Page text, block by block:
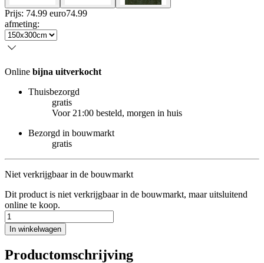
Prijs: 74.99 euro74.99
afmeting:
Online bijna uitverkocht
Thuisbezorgd
gratis
Voor 21:00 besteld, morgen in huis
Bezorgd in bouwmarkt
gratis
Niet verkrijgbaar in de bouwmarkt
Dit product is niet verkrijgbaar in de bouwmarkt, maar uitsluitend
online te koop.
In winkelwagen
Productomschrijving